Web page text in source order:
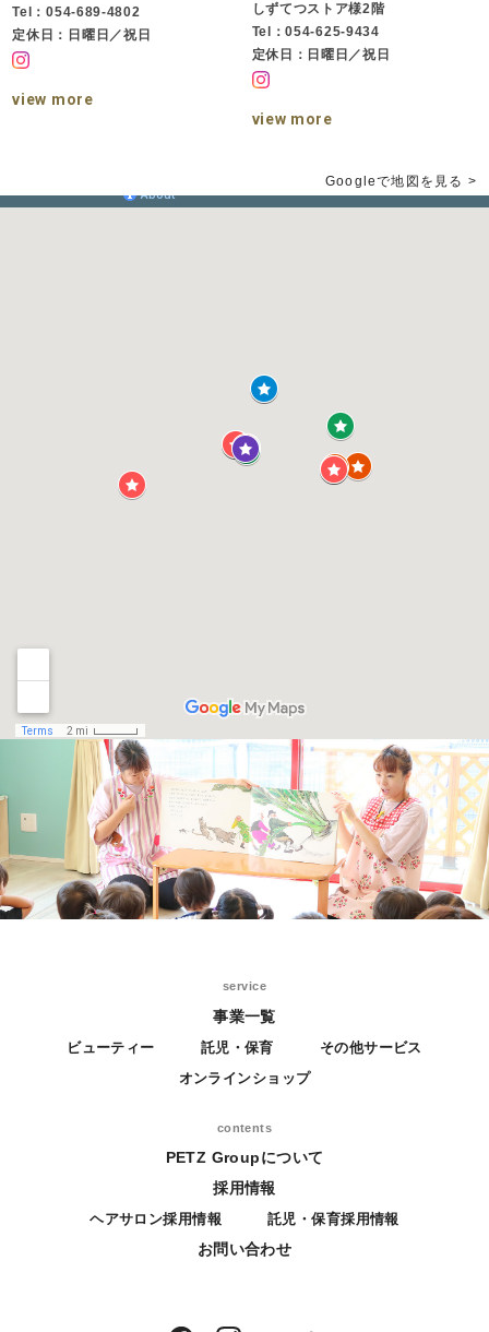
Tel：054-689-4802
定休日：日曜日／祝日
view more
しずてつストア様2階
Tel：054-625-9434
定休日：日曜日／祝日
view more
Googleで地図を見る >
service
事業一覧
ビューティー 託児・保育
その他サービス
オンラインショップ
contents
PETZ Groupについて
採用情報
ヘアサロン採用情報 託児・保育採用情報
お問い合わせ